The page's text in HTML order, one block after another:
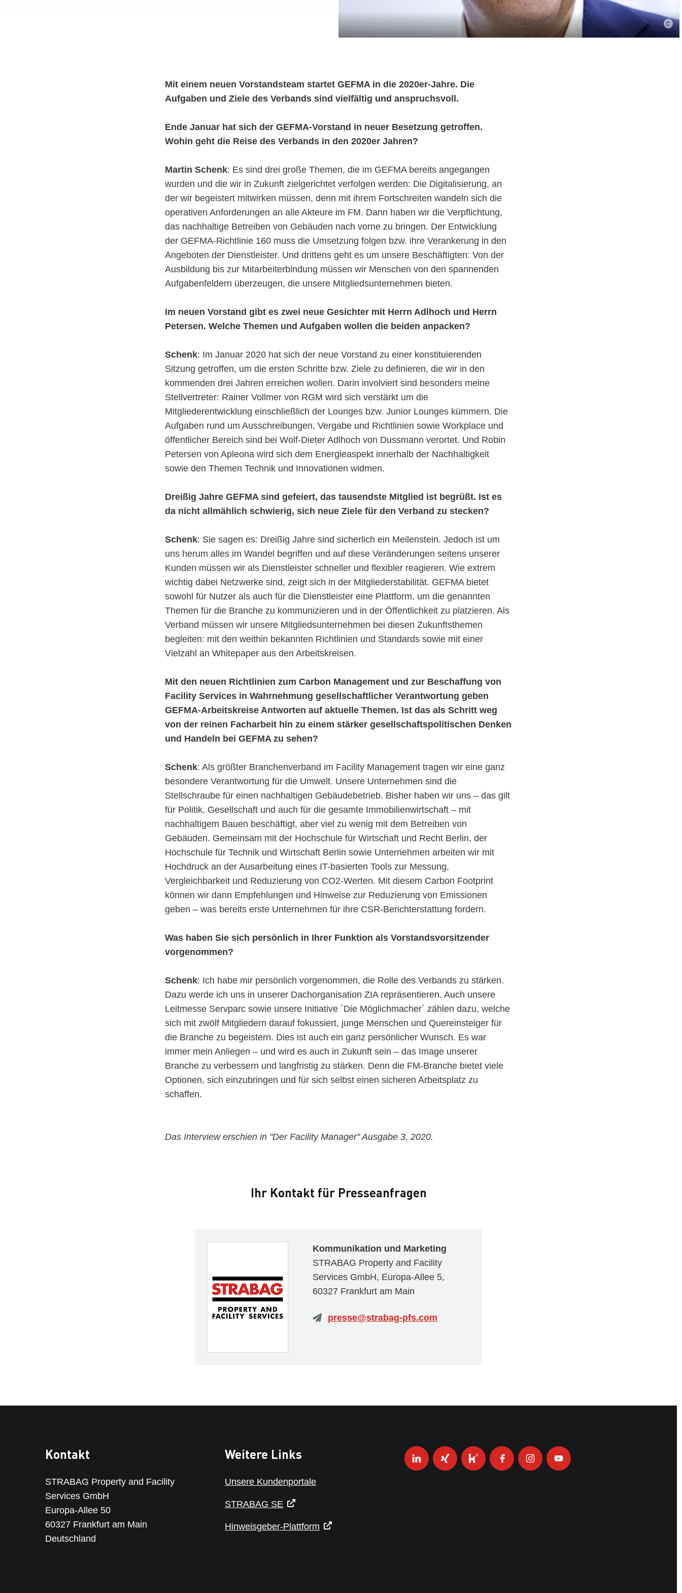
Mit einem neuen Vorstandsteam startet GEFMA in die 2020er-Jahre. Die
Aufgaben und Ziele des Verbands sind vielfältig und anspruchsvoll.
Ende Januar hat sich der GEFMA-Vorstand in neuer Besetzung getroffen.
Wohin geht die Reise des Verbands in den 2020er Jahren?
Martin Schenk: Es sind drei große Themen, die im GEFMA bereits angegangen
wurden und die wir in Zukunft zielgerichtet verfolgen werden: Die Digitalisierung, an
der wir begeistert mitwirken müssen, denn mit ihrem Fortschreiten wandeln sich die
operativen Anforderungen an alle Akteure im FM. Dann haben wir die Verpflichtung,
das nachhaltige Betreiben von Gebäuden nach vorne zu bringen. Der Entwicklung
der GEFMA-Richtlinie 160 muss die Umsetzung folgen bzw. ihre Verankerung in den
Angeboten der Dienstleister. Und drittens geht es um unsere Beschäftigten: Von der
Ausbildung bis zur Mitarbeiterbindung müssen wir Menschen von den spannenden
Aufgabenfeldern überzeugen, die unsere Mitgliedsunternehmen bieten.
Im neuen Vorstand gibt es zwei neue Gesichter mit Herrn Adlhoch und Herrn
Petersen. Welche Themen und Aufgaben wollen die beiden anpacken?
Schenk: Im Januar 2020 hat sich der neue Vorstand zu einer konstituierenden
Sitzung getroffen, um die ersten Schritte bzw. Ziele zu definieren, die wir in den
kommenden drei Jahren erreichen wollen. Darin involviert sind besonders meine
Stellvertreter: Rainer Vollmer von RGM wird sich verstärkt um die
Mitgliederentwicklung einschließlich der Lounges bzw. Junior Lounges kümmern. Die
Aufgaben rund um Ausschreibungen, Vergabe und Richtlinien sowie Workplace und
öffentlicher Bereich sind bei Wolf-Dieter Adlhoch von Dussmann verortet. Und Robin
Petersen von Apleona wird sich dem Energieaspekt innerhalb der Nachhaltigkeit
sowie den Themen Technik und Innovationen widmen.
Dreißig Jahre GEFMA sind gefeiert, das tausendste Mitglied ist begrüßt. Ist es
da nicht allmählich schwierig, sich neue Ziele für den Verband zu stecken?
Schenk: Sie sagen es: Dreißig Jahre sind sicherlich ein Meilenstein. Jedoch ist um
uns herum alles im Wandel begriffen und auf diese Veränderungen seitens unserer
Kunden müssen wir als Dienstleister schneller und flexibler reagieren. Wie extrem
wichtig dabei Netzwerke sind, zeigt sich in der Mitgliederstabilität. GEFMA bietet
sowohl für Nutzer als auch für die Dienstleister eine Plattform, um die genannten
Themen für die Branche zu kommunizieren und in der Öffentlichkeit zu platzieren. Als
Verband müssen wir unsere Mitgliedsunternehmen bei diesen Zukunftsthemen
begleiten: mit den weithin bekannten Richtlinien und Standards sowie mit einer
Vielzahl an Whitepaper aus den Arbeitskreisen.
Mit den neuen Richtlinien zum Carbon Management und zur Beschaffung von
Facility Services in Wahrnehmung gesellschaftlicher Verantwortung geben
GEFMA-Arbeitskreise Antworten auf aktuelle Themen. Ist das als Schritt weg
von der reinen Facharbeit hin zu einem stärker gesellschaftspolitischen Denken
und Handeln bei GEFMA zu sehen?
Schenk: Als größter Branchenverband im Facility Management tragen wir eine ganz
besondere Verantwortung für die Umwelt. Unsere Unternehmen sind die
Stellschraube für einen nachhaltigen Gebäudebetrieb. Bisher haben wir uns – das gilt
für Politik, Gesellschaft und auch für die gesamte Immobilienwirtschaft – mit
nachhaltigem Bauen beschäftigt, aber viel zu wenig mit dem Betreiben von
Gebäuden. Gemeinsam mit der Hochschule für Wirtschaft und Recht Berlin, der
Hochschule für Technik und Wirtschaft Berlin sowie Unternehmen arbeiten wir mit
Hochdruck an der Ausarbeitung eines IT-basierten Tools zur Messung,
Vergleichbarkeit und Reduzierung von CO2-Werten. Mit diesem Carbon Footprint
können wir dann Empfehlungen und Hinweise zur Reduzierung von Emissionen
geben – was bereits erste Unternehmen für ihre CSR-Berichterstattung fordern.
Was haben Sie sich persönlich in Ihrer Funktion als Vorstandsvorsitzender
vorgenommen?
Schenk: Ich habe mir persönlich vorgenommen, die Rolle des Verbands zu stärken.
Dazu werde ich uns in unserer Dachorganisation ZIA repräsentieren. Auch unsere
Leitmesse Servparc sowie unsere Initiative `Die Möglichmacher´ zählen dazu, welche
sich mit zwölf Mitgliedern darauf fokussiert, junge Menschen und Quereinsteiger für
die Branche zu begeistern. Dies ist auch ein ganz persönlicher Wunsch. Es war
immer mein Anliegen – und wird es auch in Zukunft sein – das Image unserer
Branche zu verbessern und langfristig zu stärken. Denn die FM-Branche bietet viele
Optionen, sich einzubringen und für sich selbst einen sicheren Arbeitsplatz zu
schaffen.
Das Interview erschien in "Der Facility Manager" Ausgabe 3, 2020.
Ihr Kontakt für Presseanfragen
Kommunikation und Marketing
STRABAG Property and Facility
Services GmbH, Europa-Allee 5,
60327 Frankfurt am Main
presse@strabag-pfs.com
Kontakt
STRABAG Property and Facility
Services GmbH
Europa-Allee 50
60327 Frankfurt am Main
Deutschland
Weitere Links
Unsere Kundenportale
STRABAG SE
Hinweisgeber-Plattform